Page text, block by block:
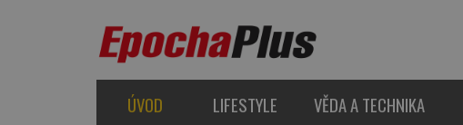
ÚVOD LIFESTYLE VĚDA A TECHNIKA